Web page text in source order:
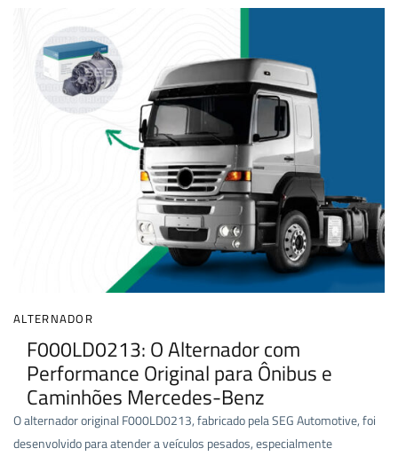
ALTERNADOR
F000LD0213: O Alternador com
Performance Original para Ônibus e
Caminhões Mercedes-Benz
O alternador original F000LD0213, fabricado pela SEG Automotive, foi
desenvolvido para atender a veículos pesados, especialmente